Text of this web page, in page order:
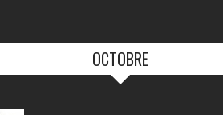
OCTOBRE